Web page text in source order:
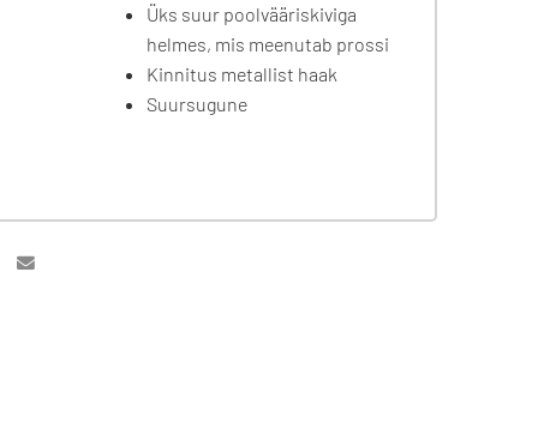
Üks suur poolvääriskiviga
helmes, mis meenutab prossi
Kinnitus metallist haak
Suursugune